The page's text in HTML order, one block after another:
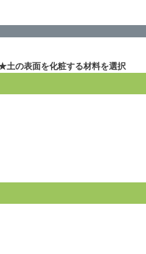
土の表面を化粧する材料を選択